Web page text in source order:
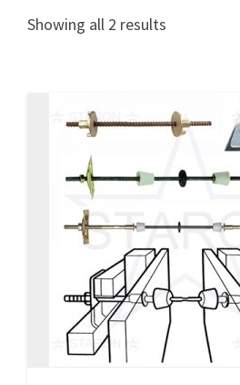
Showing all 2 results